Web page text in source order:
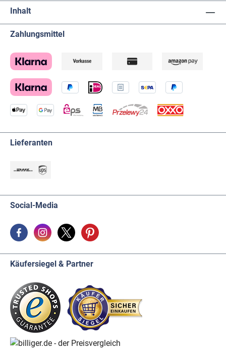
Inhalt
Zahlungsmittel
Lieferanten
Social-Media
Käufersiegel & Partner